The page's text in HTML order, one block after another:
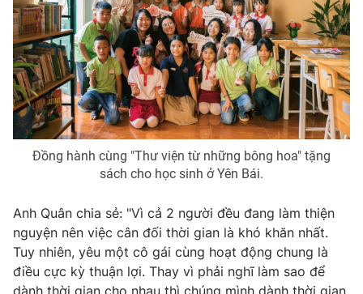
Đồng hành cùng "Thư viện từ những bông hoa" tặng
sách cho học sinh ở Yên Bái.
Anh Quân chia sẻ: "Vì cả 2 người đều đang làm thiện
nguyện nên việc cân đối thời gian là khó khăn nhất.
Tuy nhiên, yêu một cô gái cùng hoạt động chung là
điều cực kỳ thuận lợi. Thay vì phải nghĩ làm sao để